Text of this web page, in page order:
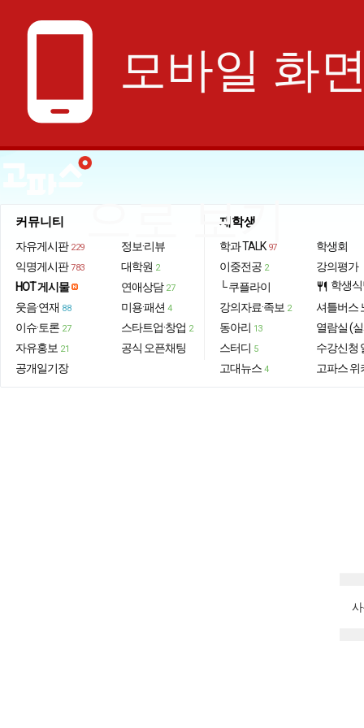
phone_android 모바일 화
으로 보기
커뮤니티
자유게시판 229
익명게시판 783
HOT 게시물
웃음·연재 88
이슈·토론 27
자유홍보 21
공개일기장
정보·리뷰
대학원 2
연애상담 27
미용·패션 4
스타트업·창업 2
공식 오픈채팅
재학생
학과 TALK 97
이중전공 2
└ 쿠플라이
강의자료·족보 2
동아리 13
스터디 5
고대뉴스 4
학생회
강의평가
restaurant 학생
셔틀버스
열람실 (
수강신청
고파스 위